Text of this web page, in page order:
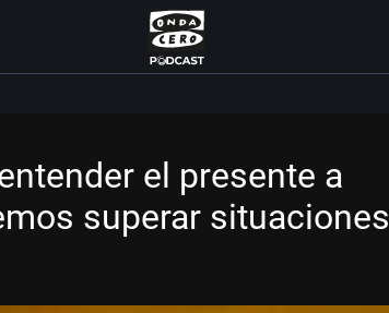
el presente a
superar situaciones